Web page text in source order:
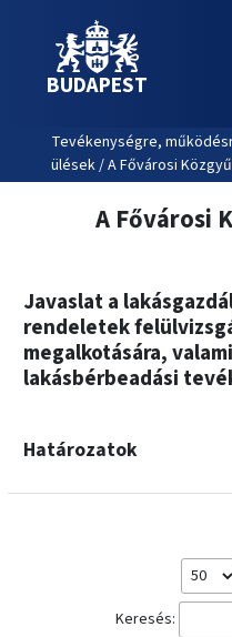
BUDAPEST
Tevékenységre,
ülések / A Fővárosi
A Fővárosi
Javaslat a
rendeletek
megalkotására,
lakásbérbeadási
Határozatok
Keresés: